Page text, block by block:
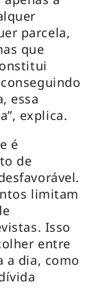
parcela,
que
essa
explica.
é
de
limitam
Isso
entre
a dia, como